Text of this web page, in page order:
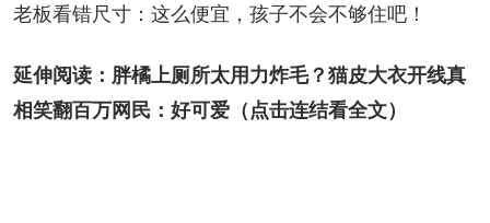
老板看错尺寸：这么便宜，孩子不会不够住吧！
延伸阅读： 胖橘上厕所太用力炸毛？猫皮大衣开线真
相笑翻百万网民：好可爱 （点击连结看全文）